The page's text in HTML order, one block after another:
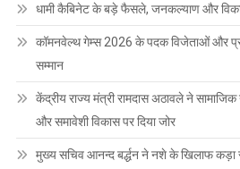
धामी कैबिनेट के बड़े फैसले, जनकल्याण और
कॉमनवेल्थ गेम्स 2026 के पदक विजेताओं और
सम्मान
केंद्रीय राज्य मंत्री रामदास अठावले ने
और समावेशी विकास पर दिया जोर
मुख्य सचिव आनन्द बर्द्धन ने नशे के खिलाफ कड़ा